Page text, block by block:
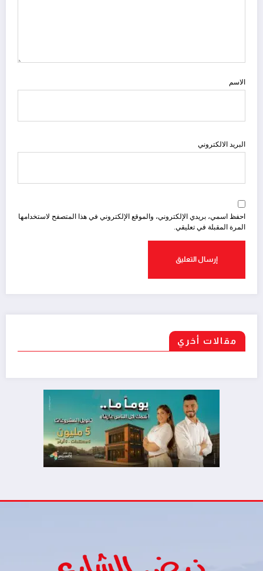
الاسم
البريد الالكتروني
احفظ اسمي، بريدي الإلكتروني، والموقع الإلكتروني في هذا المتصفح لاستخدامها
المرة المقبلة في تعليقي.
مقالات أخري